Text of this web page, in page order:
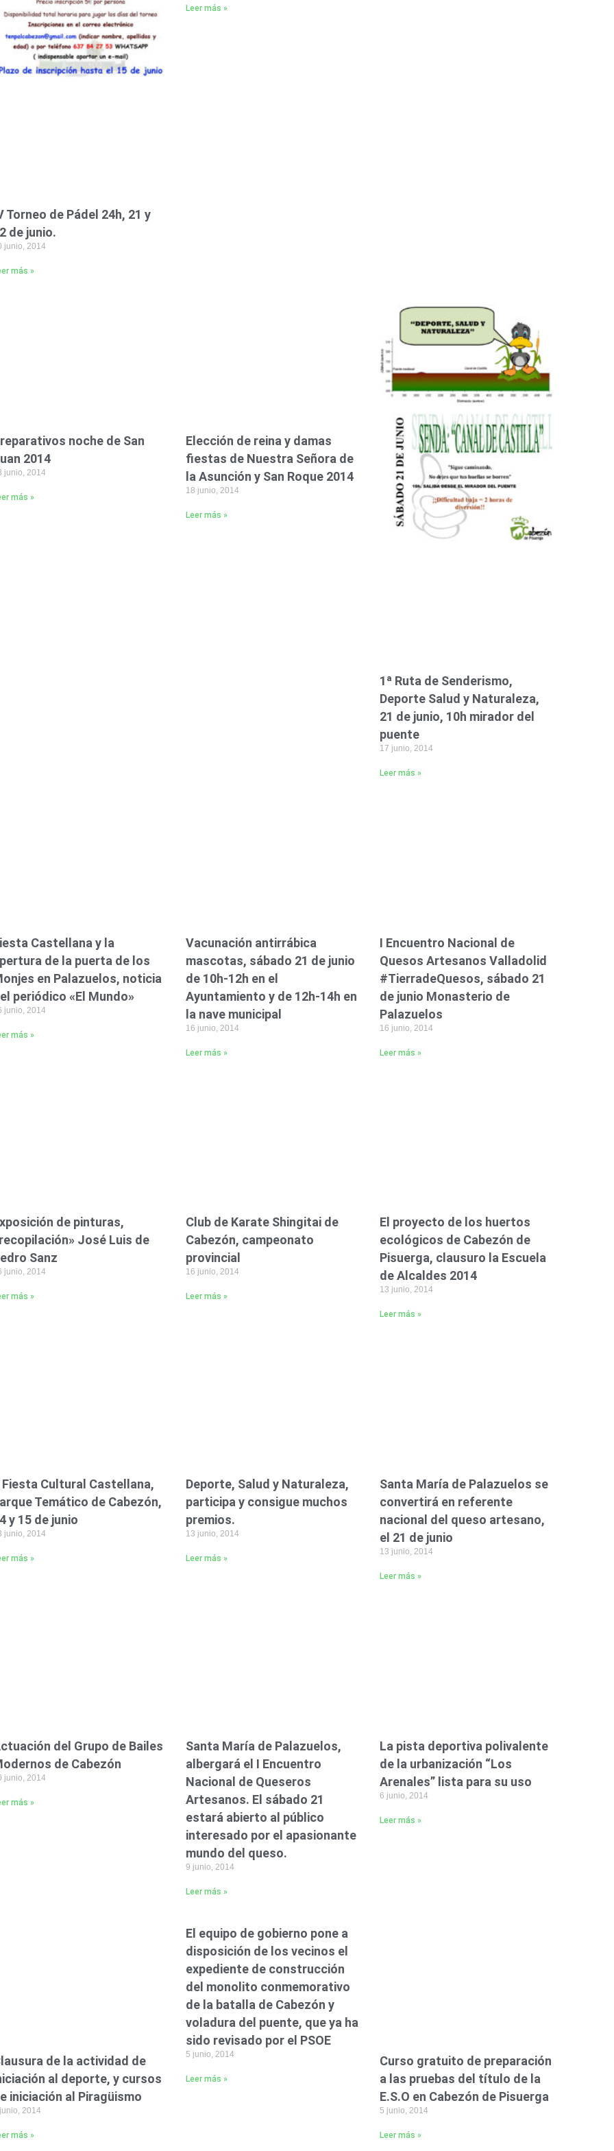
Torneo de Pádel 24h, 21 y
de junio.
junio, 2014
más »
Leer más »
noche de San
2014
junio, 2014
más »
Elección de reina y damas
fiestas de Nuestra Señora de
la Asunción y San Roque 2014
18 junio, 2014
Leer más »
1ª Ruta de Senderismo,
Deporte Salud y Naturaleza,
21 de junio, 10h mirador del
puente
17 junio, 2014
Leer más »
Castellana y la
de la puerta de los
en Palazuelos, noticia
periódico «El Mundo»
junio, 2014
más »
Vacunación antirrábica
mascotas, sábado 21 de junio
de 10h-12h en el
Ayuntamiento y de 12h-14h en
la nave municipal
16 junio, 2014
Leer más »
I Encuentro Nacional de
Quesos Artesanos Valladolid
#TierradeQuesos, sábado 21
de junio Monasterio de
Palazuelos
16 junio, 2014
Leer más »
de pinturas,
José Luis de
Sanz
junio, 2014
más »
Club de Karate Shingitai de
Cabezón, campeonato
provincial
16 junio, 2014
Leer más »
El proyecto de los huertos
ecológicos de Cabezón de
Pisuerga, clausuro la Escuela
de Alcaldes 2014
13 junio, 2014
Leer más »
Fiesta Cultural Castellana,
Temático de Cabezón,
y 15 de junio
junio, 2014
más »
Deporte, Salud y Naturaleza,
participa y consigue muchos
premios.
13 junio, 2014
Leer más »
Santa María de Palazuelos se
convertirá en referente
nacional del queso artesano,
el 21 de junio
13 junio, 2014
Leer más »
del Grupo de Bailes
de Cabezón
junio, 2014
más »
Santa María de Palazuelos,
albergará el I Encuentro
Nacional de Queseros
Artesanos. El sábado 21
estará abierto al público
interesado por el apasionante
mundo del queso.
9 junio, 2014
Leer más »
La pista deportiva polivalente
de la urbanización “Los
Arenales” lista para su uso
6 junio, 2014
Leer más »
de la actividad de
al deporte, y cursos
iniciación al Piragüismo
2014
más »
El equipo de gobierno pone a
disposición de los vecinos el
expediente de construcción
del monolito conmemorativo
de la batalla de Cabezón y
voladura del puente, que ya ha
sido revisado por el PSOE
5 junio, 2014
Leer más »
Curso gratuito de preparación
a las pruebas del título de la
E.S.O en Cabezón de Pisuerga
5 junio, 2014
Leer más »